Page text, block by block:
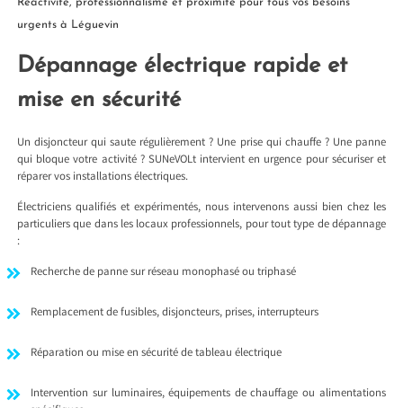
urgents à Léguevin
Dépannage électrique rapide et
mise en sécurité
Un disjoncteur qui saute régulièrement ? Une prise qui chauffe ? Une panne
qui bloque votre activité ? SUNeVOLt intervient en urgence pour sécuriser et
réparer vos installations électriques.
Électriciens qualifiés et expérimentés, nous intervenons aussi bien chez les
particuliers que dans les locaux professionnels, pour tout type de dépannage
:
Recherche de panne sur réseau monophasé ou triphasé
Remplacement de fusibles, disjoncteurs, prises, interrupteurs
Réparation ou mise en sécurité de tableau électrique
Intervention sur luminaires, équipements de chauffage ou alimentations